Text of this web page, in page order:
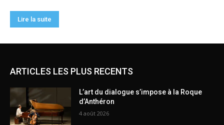
ARTICLES LES PLUS RECENTS
L’art du dialogue s’impose à la Roque
d’Anthéron
4 août 2026